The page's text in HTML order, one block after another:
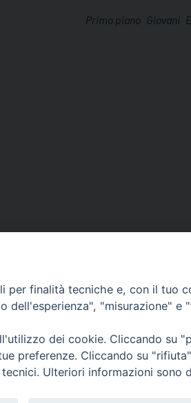
Giovani
Primo piano
via
per finalità tecniche e, con il tuo
dell'esperienza", "misurazione"
dei cookie. Cliccando su
preferenze. Cliccando su
Ulteriori informazioni sono